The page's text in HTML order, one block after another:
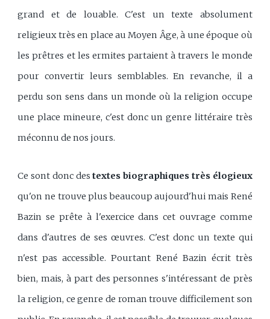
grand et de louable. C'est un texte absolument
religieux très en place au Moyen Âge, à une époque où
les prêtres et les ermites partaient à travers le monde
pour convertir leurs semblables. En revanche, il a
perdu son sens dans un monde où la religion occupe
une place mineure, c'est donc un genre littéraire très
méconnu de nos jours.
Ce sont donc destextes biographiques très élogieux
qu'on ne trouve plus beaucoup aujourd'hui mais René
Bazin se prête à l'exercice dans cet ouvrage comme
dans d'autres de ses œuvres. C'est donc un texte qui
n'est pas accessible. Pourtant René Bazin écrit très
bien, mais, à part des personnes s'intéressant de près
la religion, ce genre de roman trouve difficilement son